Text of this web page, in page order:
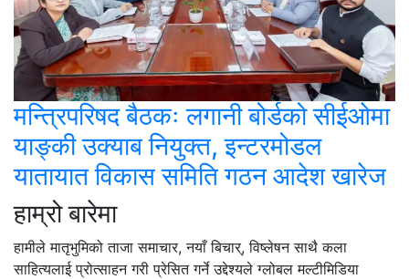
मन्त्रिपरिषद बैठकः लगानी बोर्डको सीईओमा
याङ्की उक्याब नियुक्त, इन्टरमोडल
यातायात विकास समिति गठन आदेश खारेज
हाम्रो बारेमा
हामीले मातृभुमिको ताजा समाचार, नयाँ बिचार्, विष्लेषन साथै कला
साहित्यलाई प्रोत्साहन गरी प्रेसित गर्ने उद्देश्यले ग्लोबल मल्टीमिडिया